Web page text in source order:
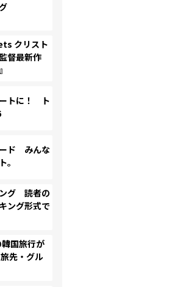
クリスト
督最新作
トに！ ト
ド みんな
。
グ 読者の
ング形式で
国旅行が
先・グル